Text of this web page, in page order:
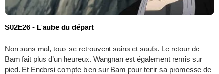
S02E26 - L’aube du départ
Non sans mal, tous se retrouvent sains et saufs. Le retour de
Bam fait plus d’un heureux. Wangnan est également remis sur
pied. Et Endorsi compte bien sur Bam pour tenir sa promesse de